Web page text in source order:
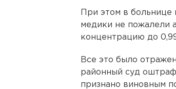
При этом в
медики не пожалели
концентрацию до
Все это было
районный суд
признано виновным